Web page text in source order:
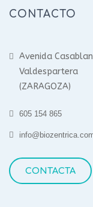
CONTACTO
Avenida
Valdespartera
(ZARAGOZA)
605 154 865
CONTACTA